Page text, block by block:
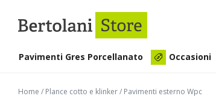
Pavimenti Gres Porcellanato Occasioni
Home / Plance cotto e klinker/ Pavimenti esterno Wpc